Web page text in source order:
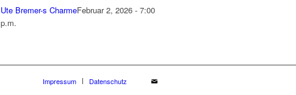
Ute Bremer-s CharmeFebruar 2, 2026 - 7:00
p.m.
Impressum Datenschutz